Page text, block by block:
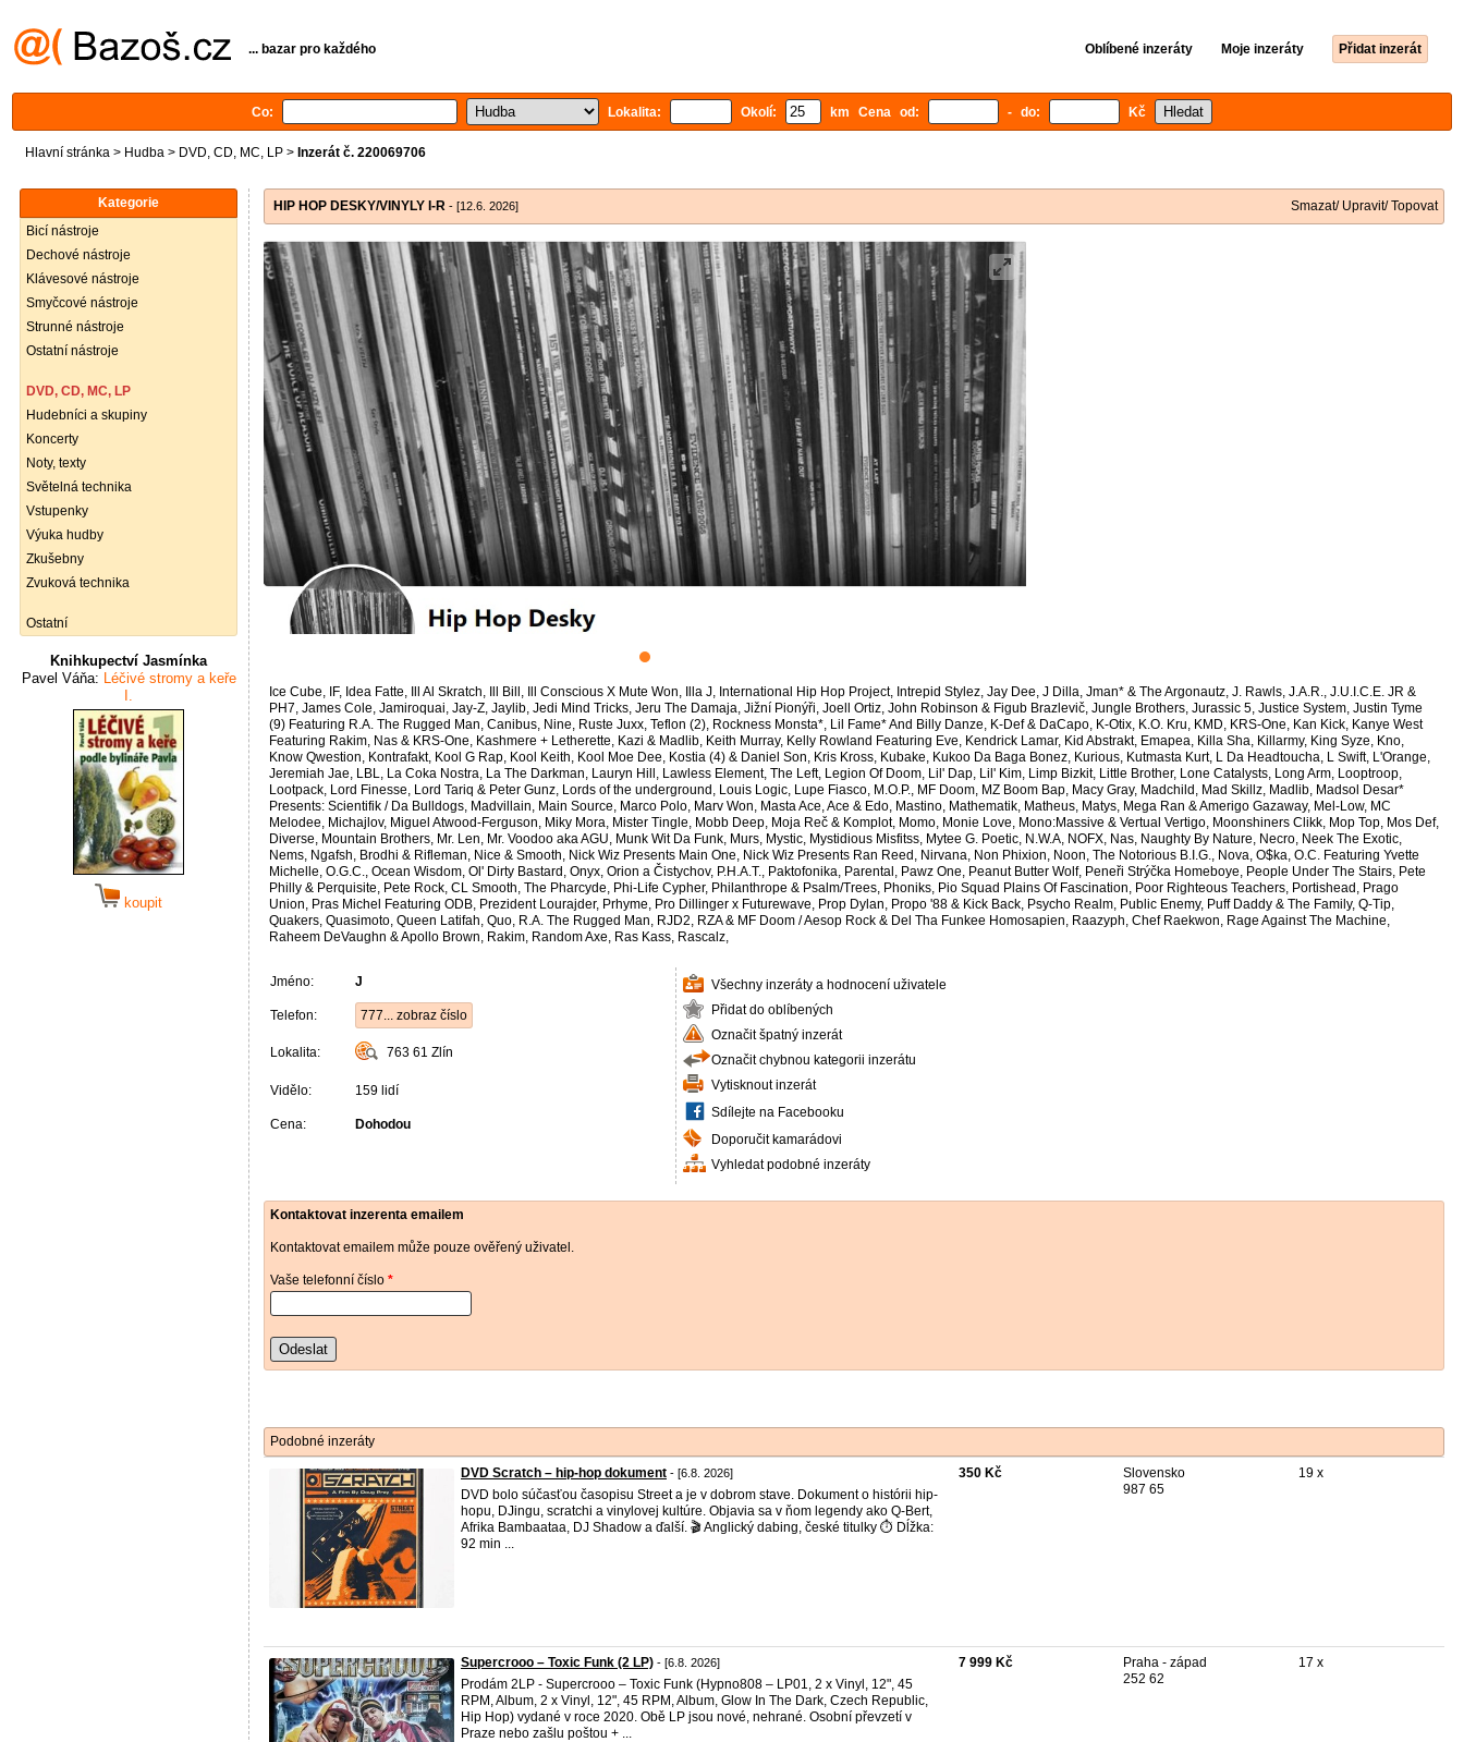
... bazar pro každého Oblíbené inzeráty Moje inzeráty Přidat inzerát
Co: Lokalita: Okolí: km Cena od: - do: Kč
Hlavní stránka > Hudba > DVD, CD, MC, LP > Inzerát č. 220069706
Kategorie
Bicí nástroje
Dechové nástroje
Klávesové nástroje
Smyčcové nástroje
Strunné nástroje
Ostatní nástroje
DVD, CD, MC, LP
Hudebníci a skupiny
Koncerty
Noty, texty
Světelná technika
Vstupenky
Výuka hudby
Zkušebny
Zvuková technika
Ostatní
Knihkupectví Jasmínka
Pavel Váňa: Léčivé stromy a keře
I.
koupit
HIP HOP DESKY/VINYLY I-R - [12.6. 2026] Smazat/ Upravit/ Topovat
Ice Cube, IF, Idea Fatte, Ill Al Skratch, Ill Bill, Ill Conscious X Mute Won, Illa J, International Hip Hop Project, Intrepid Stylez, Jay Dee, J Dilla, Jman* & The Argonautz, J. Rawls, J.A.R., J.U.I.C.E. JR &
PH7, James Cole, Jamiroquai, Jay-Z, Jaylib, Jedi Mind Tricks, Jeru The Damaja, Jižní Pionýři, Joell Ortiz, John Robinson & Figub Brazlevič, Jungle Brothers, Jurassic 5, Justice System, Justin Tyme
(9) Featuring R.A. The Rugged Man, Canibus, Nine, Ruste Juxx, Teflon (2), Rockness Monsta*, Lil Fame* And Billy Danze, K-Def & DaCapo, K-Otix, K.O. Kru, KMD, KRS-One, Kan Kick, Kanye West
Featuring Rakim, Nas & KRS-One, Kashmere + Letherette, Kazi & Madlib, Keith Murray, Kelly Rowland Featuring Eve, Kendrick Lamar, Kid Abstrakt, Emapea, Killa Sha, Killarmy, King Syze, Kno,
Know Qwestion, Kontrafakt, Kool G Rap, Kool Keith, Kool Moe Dee, Kostia (4) & Daniel Son, Kris Kross, Kubake, Kukoo Da Baga Bonez, Kurious, Kutmasta Kurt, L Da Headtoucha, L Swift, L'Orange,
Jeremiah Jae, LBL, La Coka Nostra, La The Darkman, Lauryn Hill, Lawless Element, The Left, Legion Of Doom, Lil' Dap, Lil' Kim, Limp Bizkit, Little Brother, Lone Catalysts, Long Arm, Looptroop,
Lootpack, Lord Finesse, Lord Tariq & Peter Gunz, Lords of the underground, Louis Logic, Lupe Fiasco, M.O.P., MF Doom, MZ Boom Bap, Macy Gray, Madchild, Mad Skillz, Madlib, Madsol Desar*
Presents: Scientifik / Da Bulldogs, Madvillain, Main Source, Marco Polo, Marv Won, Masta Ace, Ace & Edo, Mastino, Mathematik, Matheus, Matys, Mega Ran & Amerigo Gazaway, Mel-Low, MC
Melodee, Michajlov, Miguel Atwood-Ferguson, Miky Mora, Mister Tingle, Mobb Deep, Moja Reč & Komplot, Momo, Monie Love, Mono:Massive & Vertual Vertigo, Moonshiners Clikk, Mop Top, Mos Def,
Diverse, Mountain Brothers, Mr. Len, Mr. Voodoo aka AGU, Munk Wit Da Funk, Murs, Mystic, Mystidious Misfitss, Mytee G. Poetic, N.W.A, NOFX, Nas, Naughty By Nature, Necro, Neek The Exotic,
Nems, Ngafsh, Brodhi & Rifleman, Nice & Smooth, Nick Wiz Presents Main One, Nick Wiz Presents Ran Reed, Nirvana, Non Phixion, Noon, The Notorious B.I.G., Nova, O$ka, O.C. Featuring Yvette
Michelle, O.G.C., Ocean Wisdom, Ol' Dirty Bastard, Onyx, Orion a Čistychov, P.H.A.T., Paktofonika, Parental, Pawz One, Peanut Butter Wolf, Peneři Strýčka Homeboye, People Under The Stairs, Pete
Philly & Perquisite, Pete Rock, CL Smooth, The Pharcyde, Phi-Life Cypher, Philanthrope & Psalm/Trees, Phoniks, Pio Squad Plains Of Fascination, Poor Righteous Teachers, Portishead, Prago
Union, Pras Michel Featuring ODB, Prezident Lourajder, Prhyme, Pro Dillinger x Futurewave, Prop Dylan, Propo '88 & Kick Back, Psycho Realm, Public Enemy, Puff Daddy & The Family, Q-Tip,
Quakers, Quasimoto, Queen Latifah, Quo, R.A. The Rugged Man, RJD2, RZA & MF Doom / Aesop Rock & Del Tha Funkee Homosapien, Raazyph, Chef Raekwon, Rage Against The Machine,
Raheem DeVaughn & Apollo Brown, Rakim, Random Axe, Ras Kass, Rascalz,
Jméno: J
Telefon: 777... zobraz číslo
Lokalita: 763 61 Zlín
Vidělo: 159 lidí
Cena: Dohodou
Všechny inzeráty a hodnocení uživatele
Přidat do oblíbených
Označit špatný inzerát
Označit chybnou kategorii inzerátu
Vytisknout inzerát
Sdílejte na Facebooku
Doporučit kamarádovi
Vyhledat podobné inzeráty
Kontaktovat inzerenta emailem
Kontaktovat emailem může pouze ověřený uživatel.
Vaše telefonní číslo *
Odeslat
Podobné inzeráty
DVD Scratch – hip-hop dokument - [6.8. 2026]
DVD bolo súčasťou časopisu Street a je v dobrom stave. Dokument o histórii hip-
hopu, DJingu, scratchi a vinylovej kultúre. Objavia sa v ňom legendy ako Q-Bert,
Afrika Bambaataa, DJ Shadow a ďalší. 🎬 Anglický dabing, české titulky ⏱️ Dĺžka:
92 min ...
350 Kč
Slovensko
987 65
19 x
Supercrooo – Toxic Funk (2 LP) - [6.8. 2026]
Prodám 2LP - Supercrooo – Toxic Funk (Hypno808 – LP01, 2 x Vinyl, 12", 45
RPM, Album, 2 x Vinyl, 12", 45 RPM, Album, Glow In The Dark, Czech Republic,
Hip Hop) vydané v roce 2020. Obě LP jsou nové, nehrané. Osobní převzetí v
Praze nebo zašlu poštou + ...
7 999 Kč
Praha - západ
252 62
17 x